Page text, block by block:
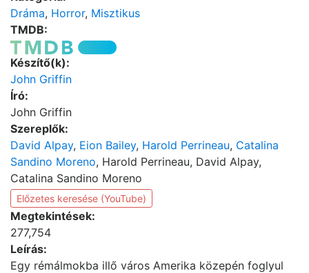
Dráma, Horror, Misztikus
TMDB:
Készítő(k):
John Griffin
Író:
John Griffin
Szereplők:
David Alpay, Eion Bailey, Harold Perrineau, Catalina
Sandino Moreno, Harold Perrineau, David Alpay,
Catalina Sandino Moreno
Előzetes keresése (YouTube)
Megtekintések:
277,754
Leírás:
Egy rémálmokba illő város Amerika közepén foglyul